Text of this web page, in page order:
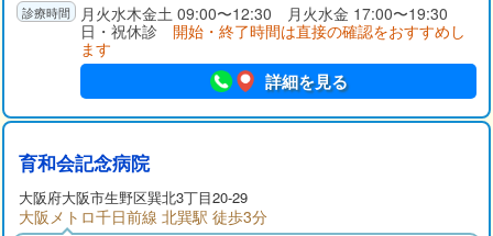
月火水木金土 09:00〜12:30 月火水金 17:00〜19:30
日・祝休診 開始・終了時間は直接の確認をおすすめし
ます
詳細を見る
育和会記念病院
大阪府大阪市生野区巽北3丁目20-29
大阪メトロ千日前線 北巽駅 徒歩3分